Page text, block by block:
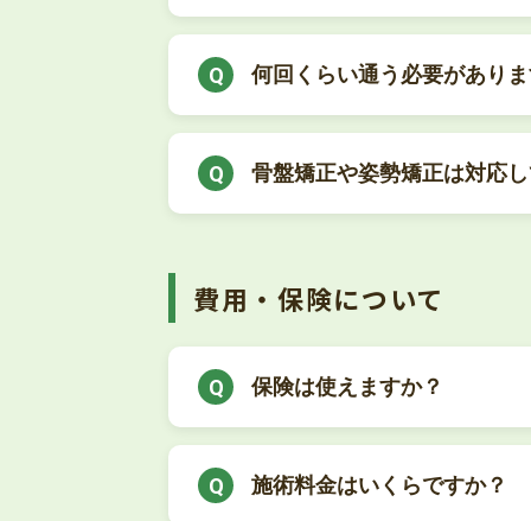
何回くらい通う必要があり
骨盤矯正や姿勢矯正は対応
費用・保険について
保険は使えますか？
施術料金はいくらですか？